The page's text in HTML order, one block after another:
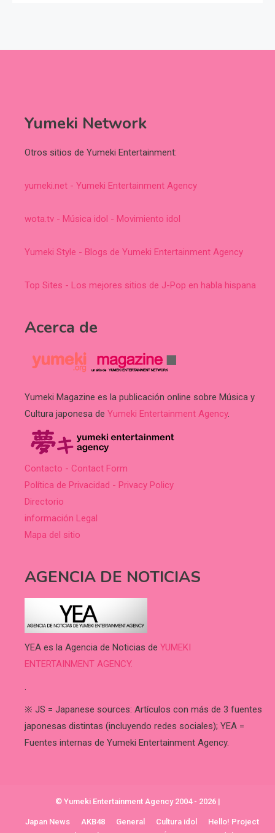
Yumeki Network
Otros sitios de Yumeki Entertainment:
yumeki.net - Yumeki Entertainment Agency
wota.tv - Música idol - Movimiento idol
Yumeki Style - Blogs de Yumeki Entertainment Agency
Top Sites - Los mejores sitios de J-Pop en habla hispana
Acerca de
Yumeki Magazine es la publicación online sobre Música y
Cultura japonesa de Yumeki Entertainment Agency.
Contacto - Contact Form
Política de Privacidad - Privacy Policy
Directorio
información Legal
Mapa del sitio
AGENCIA DE NOTICIAS
YEA es la Agencia de Noticias de YUMEKI
ENTERTAINMENT AGENCY.
.
※ JS = Japanese sources: Artículos con más de 3 fuentes
japonesas distintas (incluyendo redes sociales); YEA =
Fuentes internas de Yumeki Entertainment Agency.
© Yumeki Entertainment Agency 2004 - 2026 |
Japan News AKB48 General Cultura idol
Hello! Project